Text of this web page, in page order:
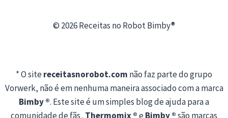
© 2026 Receitas no Robot Bimby®
* O sitereceitasnorobot.com não faz parte do grupo
Vorwerk, não é em nenhuma maneira associado com a marca
Bimby ®. Este site é um simples blog de ajuda para a
comunidade de fãs . Thermomix ®eBimby ®são marcas